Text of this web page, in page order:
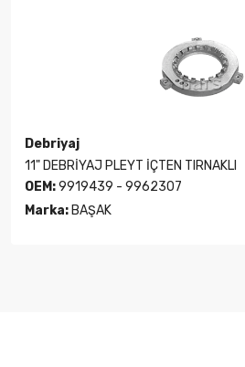
Debriyaj
11" DEBRİYAJ PLEYT İÇTEN TIRNAKLI
OEM:9919439 - 9962307
Marka: BAŞAK